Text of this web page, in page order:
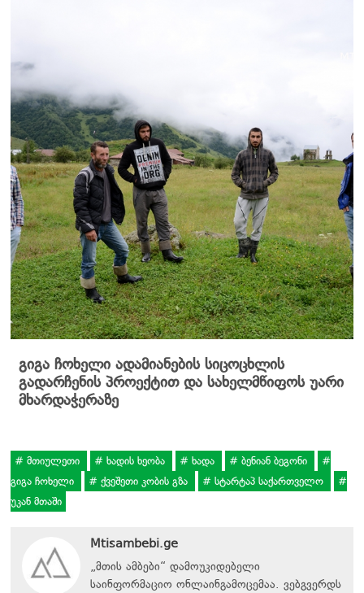
გიგა ჩოხელი ადამიანების სიცოცხლის
გადარჩენის პროექტით და სახელმწიფოს უარი
მხარდაჭერაზე
მთიულეთი ხადის ხეობა ხადა
ბენიან ბეგონი
გიგა ჩოხელი
ქვეშეთი კობის გზა
სტარტაპ საქართველო
უკან მთაში
Mtisambebi.ge
„მთის ამბები“ დამოუკიდებელი
საინფორმაციო ონლაინგამოცემაა. ვებგვერდს